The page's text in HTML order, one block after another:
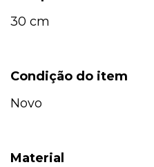
30 cm
Condição do item
Novo
Material